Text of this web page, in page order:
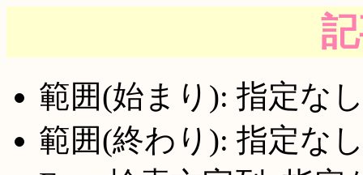
範囲(始まり): 指定な
範囲(終わり): 指定な